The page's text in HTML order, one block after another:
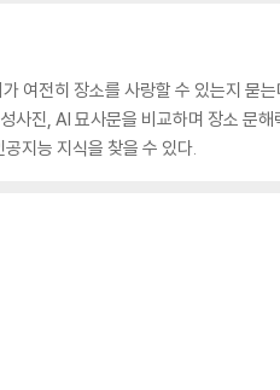
여전히 장소를 사랑할 수 있는지 묻
사진, AI 묘사문을 비교하며 장소 문
지능 지식을 찾을 수 있다.